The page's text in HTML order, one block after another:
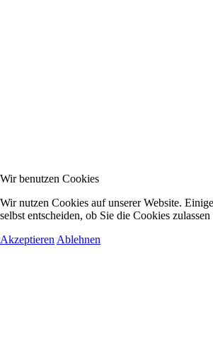
Wir benutzen Cookies
Wir nutzen Cookies auf unserer Website.
selbst entscheiden, ob Sie die Cookies
Akzeptieren Ablehnen